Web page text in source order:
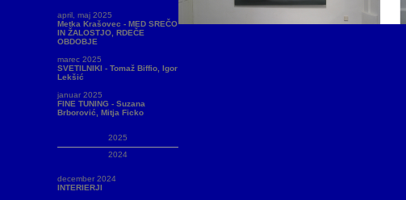
april, maj 2025
Metka Krašovec - MED SREČO
IN ŽALOSTJO, RDEČE
OBDOBJE
marec 2025
SVETILNIKI - Tomaž Biffio, Igor
Lekšić
januar 2025
FINE TUNING - Suzana
Brborović, Mitja Ficko
2025
2024
december 2024
INTERIERJI